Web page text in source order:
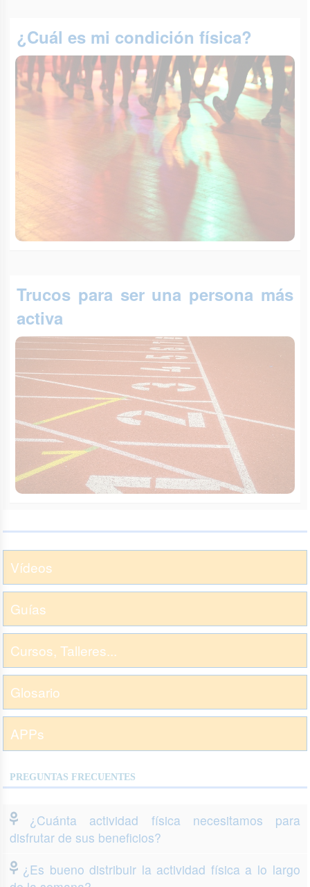
¿Cuál es mi condición física?
Trucos para ser una persona más
activa
Vídeos
Guías
Cursos, Talleres...
Glosario
APPs
PREGUNTAS FRECUENTES
¿Cuánta actividad física necesitamos para
disfrutar de sus beneficios?
¿Es bueno distribuir la actividad física a lo largo